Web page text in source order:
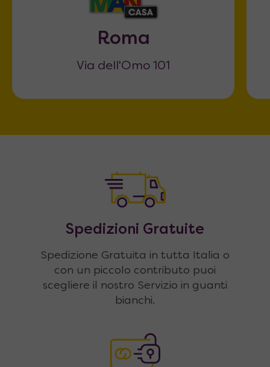
Roma
Via dell'Omo 101
Spedizioni Gratuite
Spedizione Gratuita in tutta Italia o
con un piccolo contributo puoi
scegliere il nostro Servizio in guanti
bianchi.